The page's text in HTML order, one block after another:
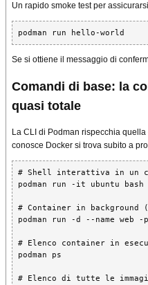
Un rapido smoke test per
podman run hello-world
Se si ottiene il messaggio di
Comandi di base: la
quasi totale
La CLI di Podman rispecchia
conosce Docker si trova subito a
# Shell interattiva in un
podman run -it ubuntu bash
# Container in background
podman run -d --name web -
# Elenco container in
podman ps
# Elenco di tutte le